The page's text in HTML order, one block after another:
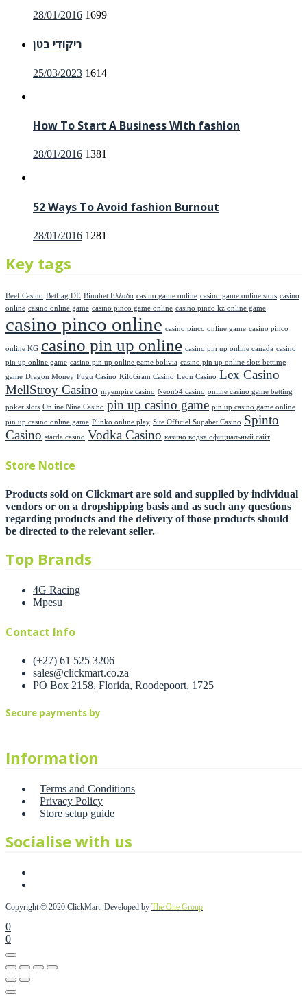
Posted
28/01/2016 1699
ריקודי בטן
Posted
25/03/2023 1614
How To Start A Business With fashion
Posted
28/01/2016 1381
52 Ways To Avoid fashion Burnout
Posted
28/01/2016 1281
Key tags
Beef Casino Betflag DE Binobet Ελλαδα casino game online casino game online stots casino
online casino online game casino pinco game online casino pinco kz online game
casino pinco online casino pinco online game casino pinco
online KG casino pin up online casino pin up online canada casino
pin up online game casino pin up online game bolivia casino pin up online slots bettimg
game Dragon Money Fugu Casino KiloGram Casino Leon Casino Lex Casino
MellStroy Casino myempire casino Neon54 casino online casino game betting
poker slots Online Nine Casino pin up casino game pin up casino game online
pin up casino online game Plinko online play Site Officiel Supabet Casino Spinto
Casino starda casino Vodka Casino казино водка официальный сайт
Store Notice
Products sold on Clickmart are sold and supplied by individual
vendors or on a dropshipping basis and as such any questions
regarding products and the delivery of those products should
be directed to the relevant seller.
Top Brands
4G Racing
Mpesu
Contact Info
(+27) 61 525 3206
sales@clickmart.co.za
PO Box 2158, Florida, Roodepoort, 1725
Secure payments by
Information
Terms and Conditions
Privacy Policy
Store setup guide
Socialise with us
Copyright © 2020 ClickMart. Developed by The One Group
0
0